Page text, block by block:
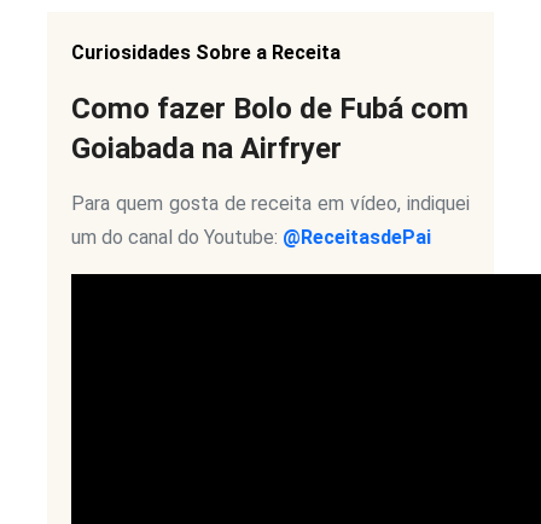
Curiosidades Sobre a Receita
Como fazer Bolo de Fubá com
Goiabada na Airfryer
Para quem gosta de receita em vídeo, indiquei
um do canal do Youtube: @ReceitasdePai